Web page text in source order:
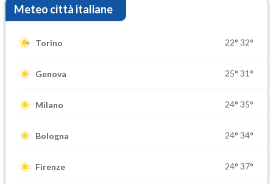
Meteo città italiane
Torino 22° 32°
Genova 25° 31°
Milano 24° 35°
Bologna 24° 34°
Firenze 24° 37°